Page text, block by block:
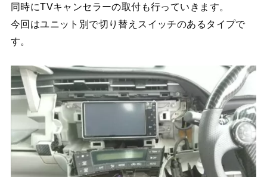
同時にTVキャンセラーの取付も行っていきます。
今回はユニット別で切り替えスイッチのあるタイプで
す。